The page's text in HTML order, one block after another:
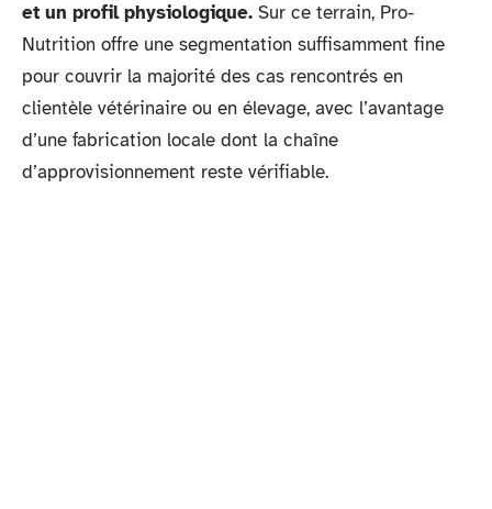
et un profil physiologique. Sur ce terrain, Pro-
Nutrition offre une segmentation suffisamment fine
pour couvrir la majorité des cas rencontrés en
clientèle vétérinaire ou en élevage, avec l’avantage
d’une fabrication locale dont la chaîne
d’approvisionnement reste vérifiable.